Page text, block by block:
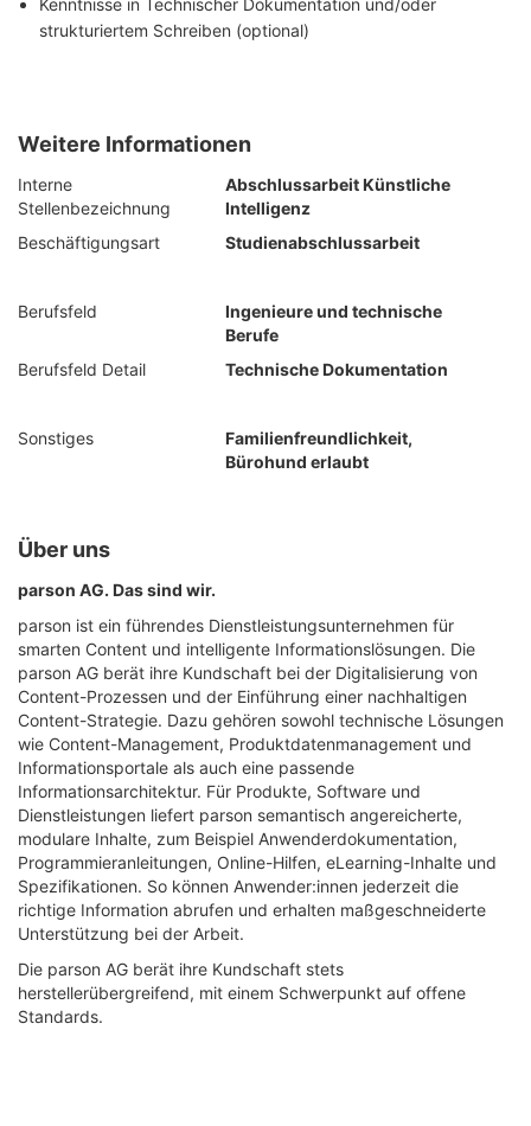
Kenntnisse in Technischer Dokumentation und/oder
strukturiertem Schreiben (optional)
Weitere Informationen
Interne
Stellenbezeichnung
Abschlussarbeit Künstliche
Intelligenz
Beschäftigungsart
Studienabschlussarbeit
Berufsfeld
Ingenieure und technische
Berufe
Berufsfeld Detail
Technische Dokumentation
Sonstiges
Familienfreundlichkeit,
Bürohund erlaubt
Über uns
parson AG. Das sind wir.
parson ist ein führendes Dienstleistungsunternehmen für
smarten Content und intelligente Informationslösungen. Die
parson AG berät ihre Kundschaft bei der Digitalisierung von
Content-Prozessen und der Einführung einer nachhaltigen
Content-Strategie. Dazu gehören sowohl technische Lösungen
wie Content-Management, Produktdatenmanagement und
Informationsportale als auch eine passende
Informationsarchitektur. Für Produkte, Software und
Dienstleistungen liefert parson semantisch angereicherte,
modulare Inhalte, zum Beispiel Anwenderdokumentation,
Programmieranleitungen, Online-Hilfen, eLearning-Inhalte und
Spezifikationen. So können Anwender:innen jederzeit die
richtige Information abrufen und erhalten maßgeschneiderte
Unterstützung bei der Arbeit.
Die parson AG berät ihre Kundschaft stets
herstellerübergreifend, mit einem Schwerpunkt auf offene
Standards.